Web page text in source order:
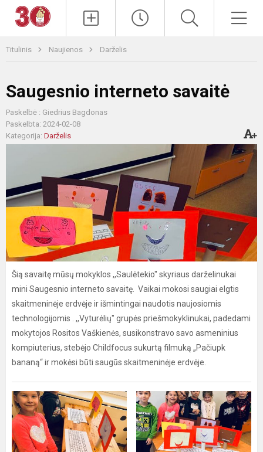
Titulinis Naujienos Darželis
Saugesnio interneto savaitė
Paskelbė : Giedrius Bagdonas
Paskelbta: 2024-02-08
Kategorija: Darželis
Šią savaitę mūsų mokyklos ,,Saulėtekio" skyriaus darželinukai
mini Saugesnio interneto savaitę. Vaikai mokosi saugiai elgtis
skaitmeninėje erdvėje ir išmintingai naudotis naujosiomis
technologijomis . ,,Vyturėlių" grupės priešmokyklinukai, padedami
mokytojos Rositos Vaškienės, susikonstravo savo asmeninius
kompiuterius, stebėjo Childfocus sukurtą filmuką „Pačiupk
bananą“ ir mokėsi būti saugūs skaitmeninėje erdvėje.